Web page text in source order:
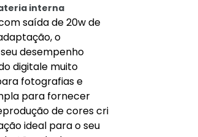
interna
saída de 20w de
o
desempenho
digitale muito
fotografias e
para fornecer
de cores cri
ideal para o seu